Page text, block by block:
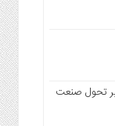
تحول صنعت